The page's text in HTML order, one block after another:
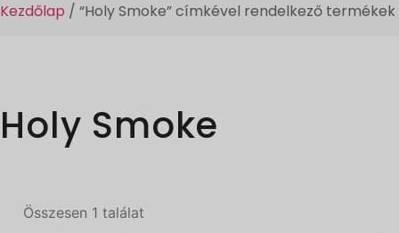
Kezdőlap / “Holy Smoke” címkével rendelkező termékek
Holy Smoke
Összesen 1 találat